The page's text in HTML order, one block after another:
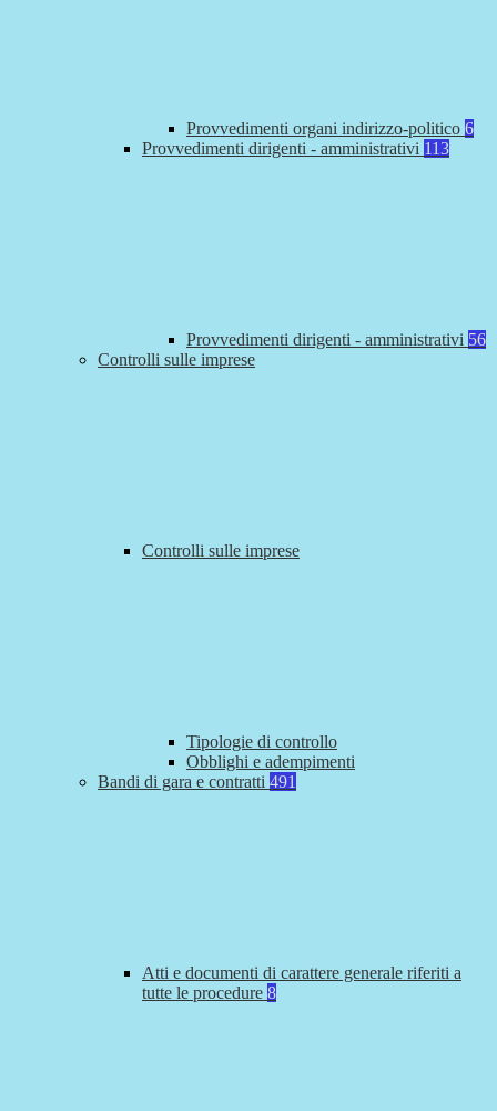
Provvedimenti organi indirizzo-politico 6
Provvedimenti dirigenti - amministrativi 113
Provvedimenti dirigenti - amministrativi 56
Controlli sulle imprese
Controlli sulle imprese
Tipologie di controllo
Obblighi e adempimenti
Bandi di gara e contratti 491
Atti e documenti di carattere generale riferiti a
tutte le procedure 8